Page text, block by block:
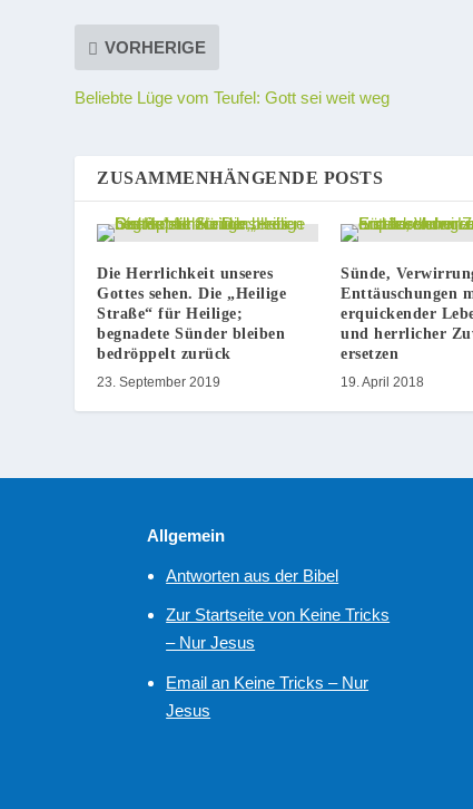
VORHERIGE
Beliebte Lüge vom Teufel: Gott sei weit weg
ZUSAMMENHÄNGENDE POSTS
Die Herrlichkeit unseres
Gottes sehen. Die „Heilige
Straße“ für Heilige;
begnadete Sünder bleiben
bedröppelt zurück
23. September 2019
Sünde,
Enttäuschungen
erquickender
und herrlicher
ersetzen
19. April 2018
Allgemein
Antworten aus der Bibel
Zur Startseite von Keine Tricks
– Nur Jesus
Email an Keine Tricks – Nur
Jesus